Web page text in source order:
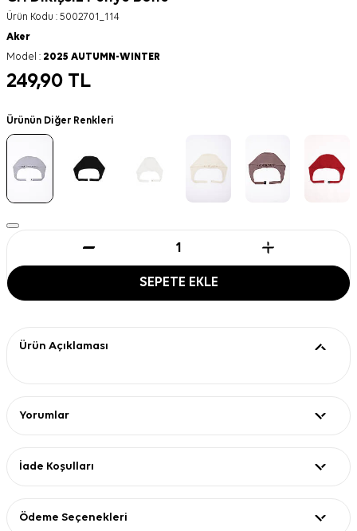
Ürün Kodu : 5002701_114
Aker
Model : 2025 AUTUMN-WINTER
249,90 TL
Ürünün Diğer Renkleri
SEPETE EKLE
Ürün Açıklaması
Yorumlar
İade Koşulları
Ödeme Seçenekleri